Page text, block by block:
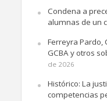
Condena a
alumnas de un
Ferreyra Pardo,
GCBA y otros
de 2026
Histórico: La
competencias